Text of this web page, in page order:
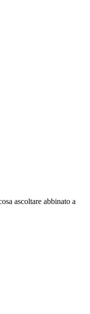
ascoltare abbinato a